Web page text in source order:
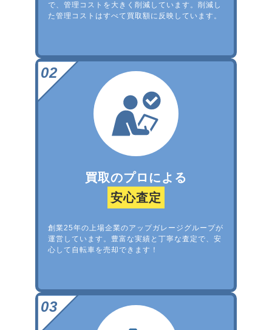
で、管理コストを大きく削減しています。削減し
た管理コストはすべて買取額に反映しています。
買取のプロによる
安心査定
創業25年の上場企業のアップガレージグループが
運営しています。豊富な実績と丁寧な査定で、安
心して自転車を売却できます！